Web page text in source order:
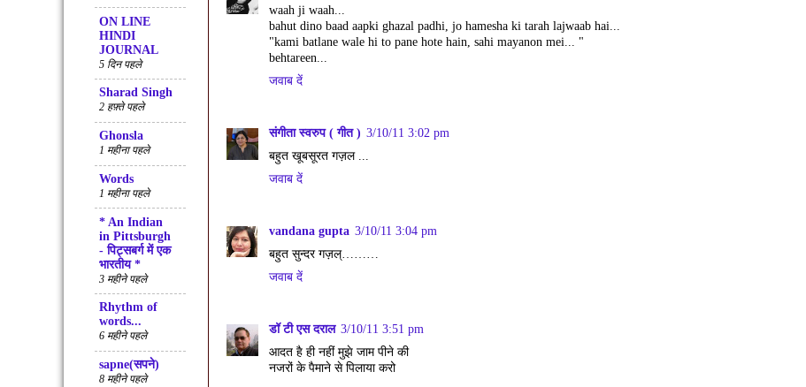
waah ji waah...
bahut dino baad aapki ghazal padhi, jo hamesha ki tarah lajwaab hai...
"kami batlane wale hi to pane hote hain, sahi mayanon mei... "
behtareen...
जवाब दें
संगीता स्वरुप ( गीत ) 3/10/11 3:02 pm
बहुत खूबसूरत गज़ल ...
जवाब दें
vandana gupta 3/10/11 3:04 pm
बहुत सुन्दर गज़ल्………
जवाब दें
डॉ टी एस दराल 3/10/11 3:51 pm
आदत है ही नहीं मुझे जाम पीने की
नजरों के पैमाने से पिलाया करो
ON LINE
HINDI
JOURNAL
5 दिन पहले
Sharad Singh
2 हफ़्ते पहले
Ghonsla
1 महीना पहले
Words
1 महीना पहले
* An Indian
in Pittsburgh
- पिट्सबर्ग में एक
भारतीय *
3 महीने पहले
Rhythm of
words...
6 महीने पहले
sapne(सपने)
8 महीने पहले